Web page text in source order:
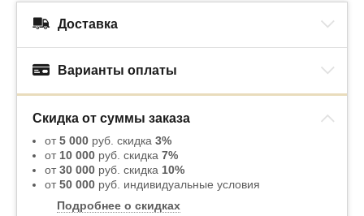
Доставка
Варианты оплаты
Скидка от суммы заказа
от5 000 руб. скидка 3%
от 10 000 руб. скидка 7%
от30 000 руб. скидка 10%
от50 000 руб. индивидуальные условия
Подробнее о скидках